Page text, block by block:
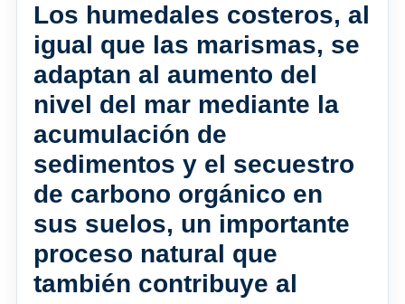
Los humedales costeros, al
igual que las marismas, se
adaptan al aumento del
nivel del mar mediante la
acumulación de
sedimentos y el secuestro
de carbono orgánico en
sus suelos, un importante
proceso natural que
también contribuye al